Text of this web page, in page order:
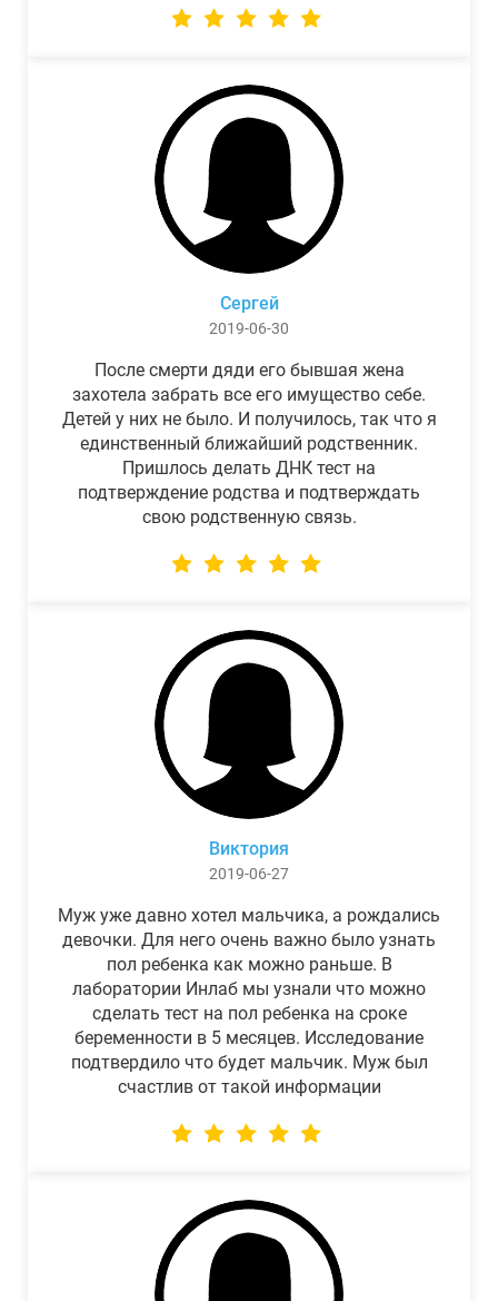
Сергей
2019-06-30
После смерти дяди его бывшая жена
захотела забрать все его имущество себе.
Детей у них не было. И получилось, так что я
единственный ближайший родственник.
Пришлось делать ДНК тест на
подтверждение родства и подтверждать
свою родственную связь.
Виктория
2019-06-27
Муж уже давно хотел мальчика, а рождались
девочки. Для него очень важно было узнать
пол ребенка как можно раньше. В
лаборатории Инлаб мы узнали что можно
сделать тест на пол ребенка на сроке
беременности в 5 месяцев. Исследование
подтвердило что будет мальчик. Муж был
счастлив от такой информации